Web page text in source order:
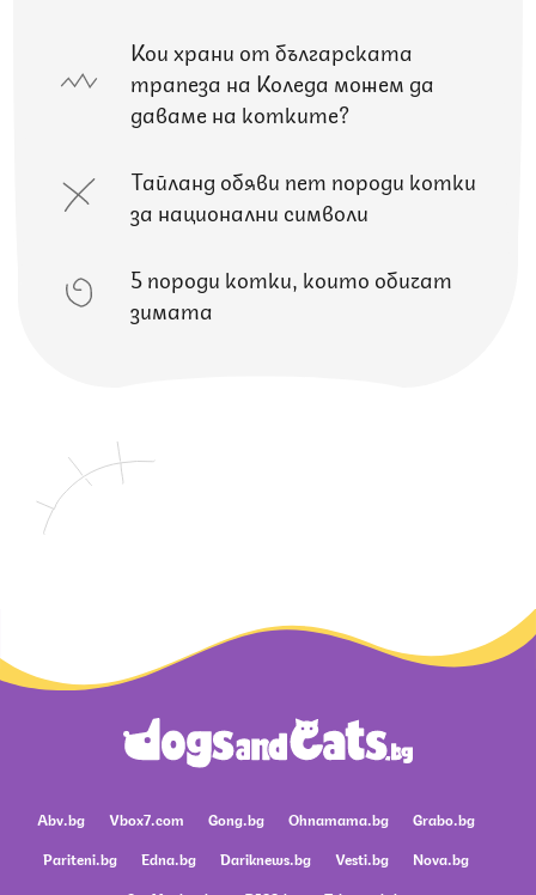
Кои храни от българската
трапеза на Коледа можем да
даваме на котките?
Тайланд обяви пет породи котки
за национални символи
5 породи котки, които обичат
зимата
Abv.bg Vbox7.com Gong.bg Ohnamama.bg
Grabo.bg
Pariteni.bg
Edna.bg Dariknews.bg Vesti.bg
Nova.bg